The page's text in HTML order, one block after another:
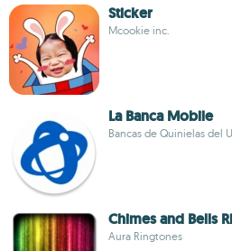
Sticker
Mcookie inc.
La Banca Mobile
Bancas de Quinielas del
Chimes and Bells
Aura Ringtones